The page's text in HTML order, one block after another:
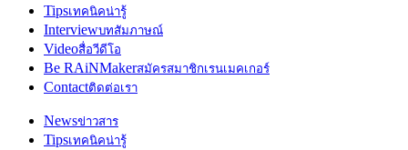
Tipsเทคนิคน่ารู้
Interviewบทสัมภาษณ์
Videoสื่อวีดีโอ
Be RAiNMakerสมัครสมาชิกเรนเมคเกอร์
Contactติดต่อเรา
Newsข่าวสาร
Tipsเทคนิคน่ารู้